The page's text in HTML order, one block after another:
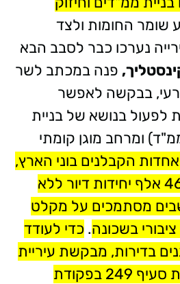
שומר החומות ולצד
נערכו כבר לסבב הבא
פנה במכתב לשר
בבקשה לאפשר
לפעול בנושא של בניית
ומרחב מוגן קומתי
הקבלנים בוני הארץ,
בראשון לציון יש כ-46 אלף יחידות דיור ללא
מסתמכים על מקלט
בשכונה. כדי לעודד
בדירות, מבקשת עיריית
ראשון לציון לתקן את סעיף 249 בפקודת